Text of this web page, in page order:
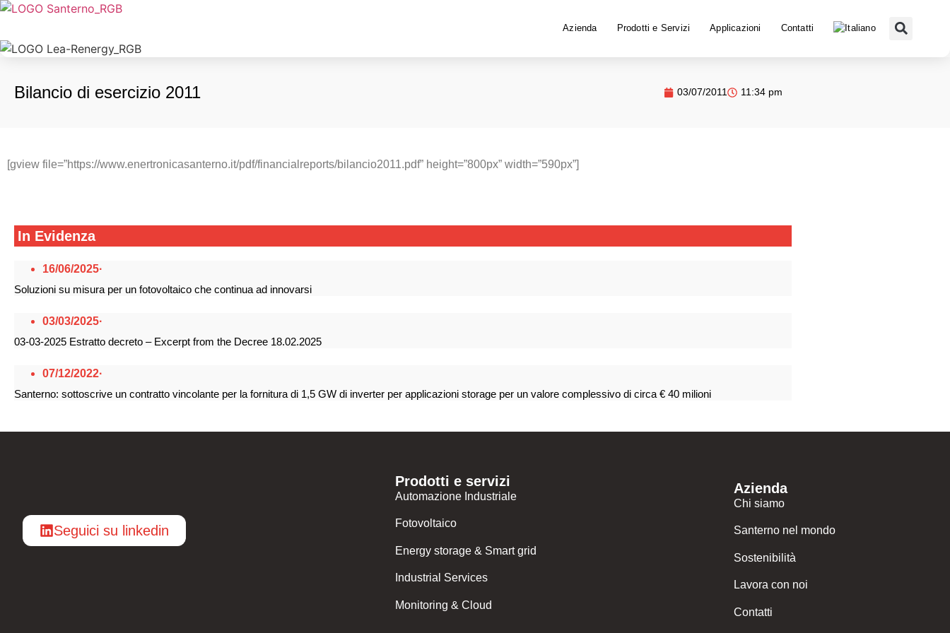
Azienda Prodotti e Servizi Applicazioni Contatti
Bilancio di esercizio 2011 03/07/2011 11:34 pm
[gview file=”https://www.enertronicasanterno.it/pdf/financialreports/bilancio2011.pdf” height=”800px” width=”590px”]
In Evidenza
16/06/2025·
Soluzioni su misura per un fotovoltaico che continua ad innovarsi
03/03/2025·
03-03-2025 Estratto decreto – Excerpt from the Decree 18.02.2025
07/12/2022·
Santerno: sottoscrive un contratto vincolante per la fornitura di 1,5 GW di inverter per applicazioni storage per un valore complessivo di circa € 40 milioni
Seguici su linkedin
Prodotti e servizi
Automazione Industriale
Fotovoltaico
Energy storage & Smart grid
Industrial Services
Monitoring & Cloud
Azienda
Chi siamo
Santerno nel mondo
Sostenibilità
Lavora con noi
Contatti